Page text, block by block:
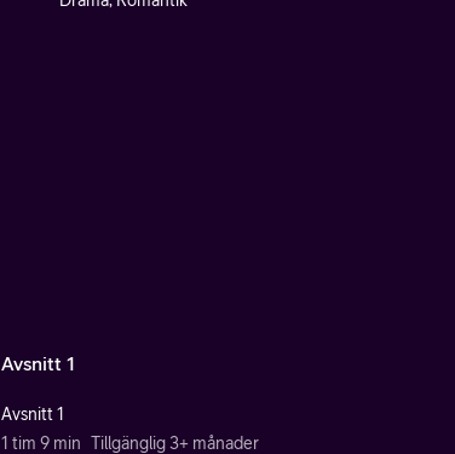
Avsnitt 1
Avsnitt 1
1 tim 9 min Tillgänglig 3+ månader